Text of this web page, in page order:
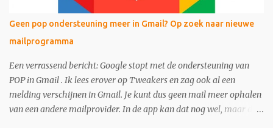
Geen pop ondersteuning meer in Gmail? Op zoek naar nieuwe
mailprogramma
Een verrassend bericht: Google stopt met de ondersteuning van
POP in Gmail . Ik lees erover op Tweakers en zag ook al een
melding verschijnen in Gmail. Je kunt dus geen mail meer ophalen
van een andere mailprovider. In de app kan dat nog wel, maar dan